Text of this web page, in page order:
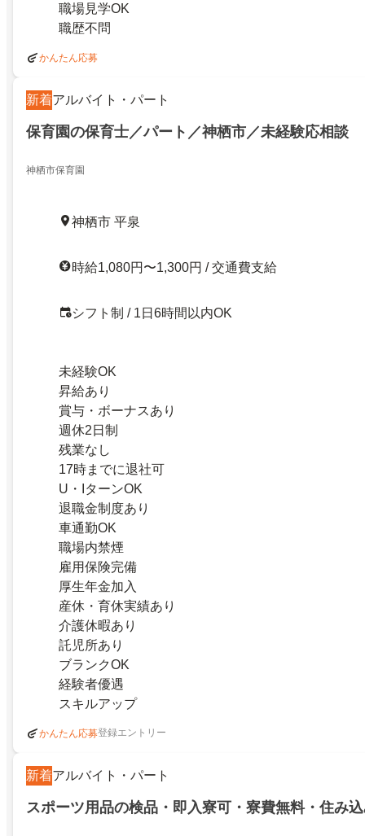
職場見学OK
職歴不問
かんたん応募
新着アルバイト・パート
保育園の保育士／パート／神栖市／未経験応相談
神栖市保育園
神栖市 平泉
時給1,080円〜1,300円 / 交通費支給
シフト制 / 1日6時間以内OK
未経験OK
昇給あり
賞与・ボーナスあり
週休2日制
残業なし
17時までに退社可
U・IターンOK
退職金制度あり
車通勤OK
職場内禁煙
雇用保険完備
厚生年金加入
産休・育休実績あり
介護休暇あり
託児所あり
ブランクOK
経験者優遇
スキルアップ
かんたん応募登録エントリー
新着アルバイト・パート
スポーツ用品の検品・即入寮可・寮費無料・住み